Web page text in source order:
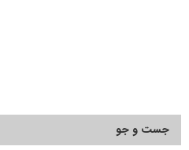
جست و جو